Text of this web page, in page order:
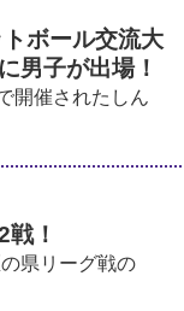
ボール交流大
男子が出場！
開催されたしん
！
県リーグ戦の